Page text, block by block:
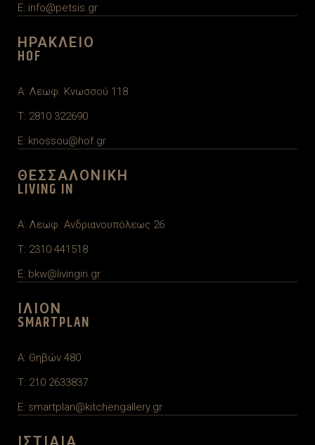
E: info@petsis.gr
ΗΡΑΚΛΕΙΟ
HOF
A: Λεωφ. Κνωσσού 118
T: 2810 322690
E: knossou@hof.gr
ΘΕΣΣΑΛΟΝΙΚΗ
LIVING IN
A: Λεωφ. Ανδριανουπόλεως 26
T: 2310 441518
E: bkw@livingin.gr
ΙΛΙΟΝ
SMARTPLAN
A: Θηβών 480
T: 210 2633837
E: smartplan@kitchengallery.gr
ΙΣΤΙΑΙΑ